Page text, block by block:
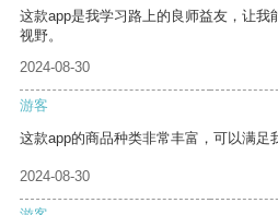
这款app是我学习路上的良师益友，让我
视野。
2024-08-30
游客
这款app的商品种类非常丰富，可以满足
2024-08-30